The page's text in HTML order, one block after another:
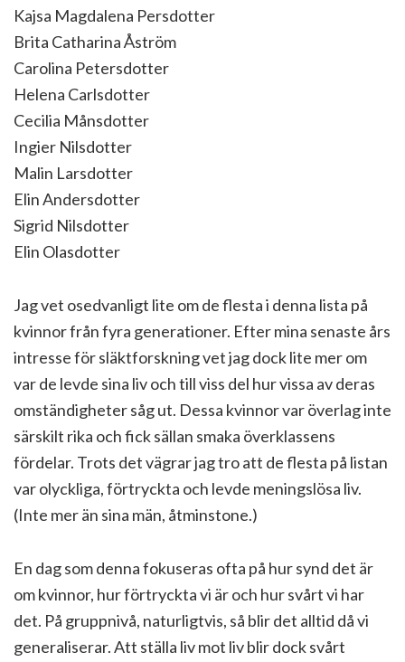
Kajsa Magdalena Persdotter
Brita Catharina Åström
Carolina Petersdotter
Helena Carlsdotter
Cecilia Månsdotter
Ingier Nilsdotter
Malin Larsdotter
Elin Andersdotter
Sigrid Nilsdotter
Elin Olasdotter
Jag vet osedvanligt lite om de flesta i denna lista på
kvinnor från fyra generationer. Efter mina senaste års
intresse för släktforskning vet jag dock lite mer om
var de levde sina liv och till viss del hur vissa av deras
omständigheter såg ut. Dessa kvinnor var överlag inte
särskilt rika och fick sällan smaka överklassens
fördelar. Trots det vägrar jag tro att de flesta på listan
var olyckliga, förtryckta och levde meningslösa liv.
(Inte mer än sina män, åtminstone.)
En dag som denna fokuseras ofta på hur synd det är
om kvinnor, hur förtryckta vi är och hur svårt vi har
det. På gruppnivå, naturligtvis, så blir det alltid då vi
generaliserar. Att ställa liv mot liv blir dock svårt